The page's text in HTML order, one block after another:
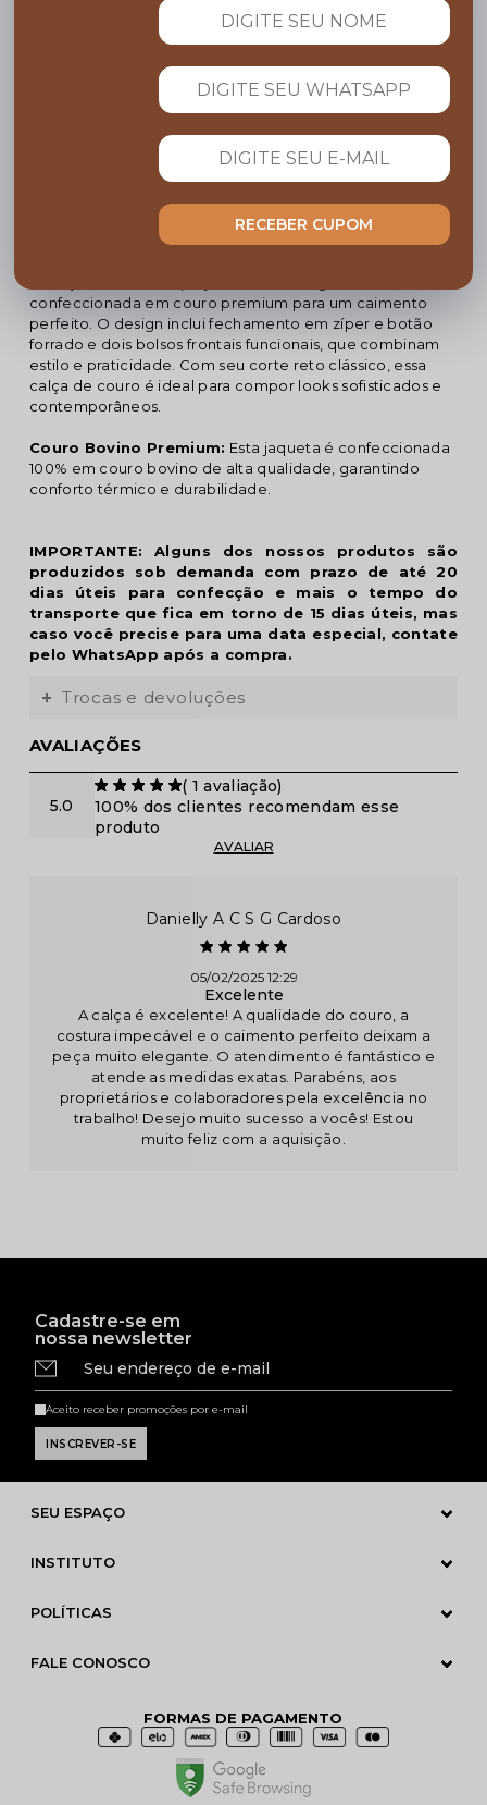
FRETE GRÁTIS
Acima de R$ 599,00
Cupom BEMVINDO
Em até 10x sem juros
Descrição completa
confeccionada em couro premium para um caimento
perfeito. O design inclui fechamento em zíper e botão
forrado e dois bolsos frontais funcionais, que combinam
estilo e praticidade. Com seu corte reto clássico, essa
calça de couro é ideal para compor looks sofisticados e
contemporâneos.
Couro Bovino Premium: Esta jaqueta é confeccionada
100% em couro bovino de alta qualidade, garantindo
conforto térmico e durabilidade.
IMPORTANTE: Alguns dos nossos produtos são
produzidos sob demanda com prazo de até 20
dias úteis para confecção e mais o tempo do
transporte que fica em torno de 15 dias úteis, mas
caso você precise para uma data especial, contate
pelo WhatsApp após a compra.
Trocas e devoluções
AVALIAÇÕES
5.0
( 1 avaliação)
100% dos clientes recomendam esse
produto
Danielly A C S G Cardoso
05/02/2025 12:29
Excelente
A calça é excelente! A qualidade do couro, a
costura impecável e o caimento perfeito deixam a
peça muito elegante. O atendimento é fantástico e
atende as medidas exatas. Parabéns, aos
proprietários e colaboradores pela excelência no
trabalho! Desejo muito sucesso a vocês! Estou
muito feliz com a aquisição.
Cadastre-se em
nossa newsletter
Seu endereço de e-mail
Aceito receber promoções por e-mail
SEU ESPAÇO
INSTITUTO
POLÍTICAS
FALE CONOSCO
FORMAS DE PAGAMENTO
RECEBER CUPOM